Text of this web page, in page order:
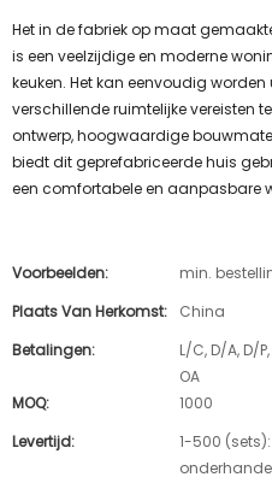
Het in de fabriek op maat
is een veelzijdige en moderne
keuken. Het kan eenvoudig
verschillende ruimtelijke vereisten
ontwerp, hoogwaardige
biedt dit geprefabriceerde huis
een comfortabele en aanpasbare
Voorbeelden:
min.
Plaats Van Herkomst:
China
Betalingen:
L/C, D/A, D/
OA
MOQ:
1000
Levertijd:
1-500